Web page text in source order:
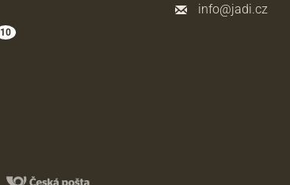
10
info@jadi.cz